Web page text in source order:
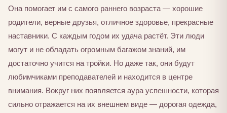
Она помогает им с самого раннего возраста — хорошие
родители, верные друзья, отличное здоровье, прекрасные
наставники. С каждым годом их удача растёт. Эти люди
могут и не обладать огромным багажом знаний, им
достаточно учится на тройки. Но даже так, они будут
любимчиками преподавателей и находится в центре
внимания. Вокруг них появляется аура успешности, которая
сильно отражается на их внешнем виде — дорогая одежда,